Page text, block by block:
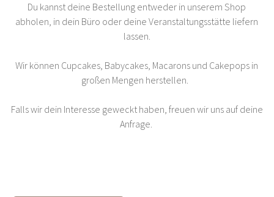
Du kannst deine Bestellung entweder in unserem Shop
abholen, in dein Büro oder deine Veranstaltungsstätte liefern
lassen.
Wir können Cupcakes, Babycakes, Macarons und Cakepops in
großen Mengen herstellen.
Falls wir dein Interesse geweckt haben, freuen wir uns auf deine
Anfrage.